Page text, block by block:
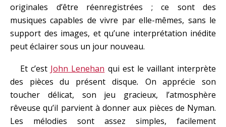
originales d’être réenregistrées ; ce sont des
musiques capables de vivre par elle-mêmes, sans le
support des images, et qu’une interprétation inédite
peut éclairer sous un jour nouveau.
Et c’est John Lenehan qui est le vaillant interprète
des pièces du présent disque. On apprécie son
toucher délicat, son jeu gracieux, l’atmosphère
rêveuse qu’il parvient à donner aux pièces de Nyman.
Les mélodies sont assez simples, facilement